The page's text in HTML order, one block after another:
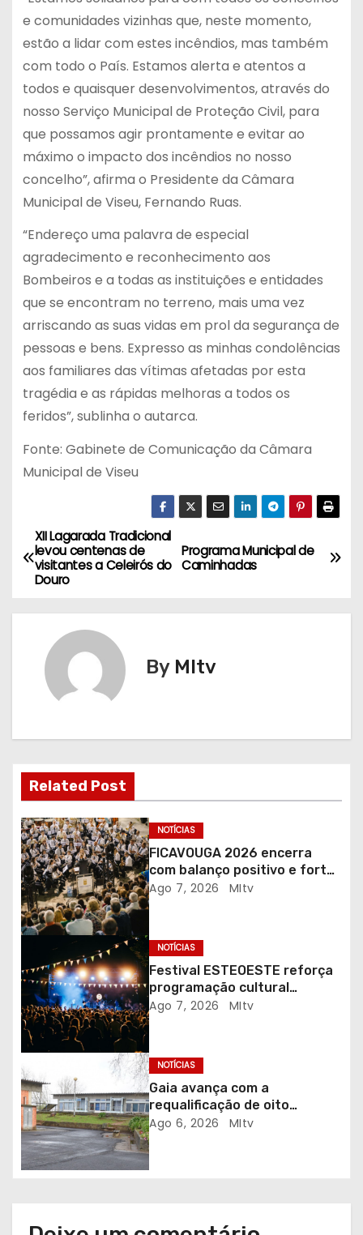
e comunidades vizinhas que, neste momento,
estão a lidar com estes incêndios, mas também
com todo o País. Estamos alerta e atentos a
todos e quaisquer desenvolvimentos, através do
nosso Serviço Municipal de Proteção Civil, para
que possamos agir prontamente e evitar ao
máximo o impacto dos incêndios no nosso
concelho”, afirma o Presidente da Câmara
Municipal de Viseu, Fernando Ruas.
“Endereço uma palavra de especial
agradecimento e reconhecimento aos
Bombeiros e a todas as instituições e entidades
que se encontram no terreno, mais uma vez
arriscando as suas vidas em prol da segurança de
pessoas e bens. Expresso as minhas condolências
aos familiares das vítimas afetadas por esta
tragédia e as rápidas melhoras a todos os
feridos”, sublinha o autarca.
Fonte: Gabinete de Comunicação da Câmara
Municipal de Viseu
N
a
v
ç
ã
o
d
e
a
t
i
g
o
s
Programa Municipal de
Caminhadas
XII Lagarada Tradicional
levou centenas de
visitantes a Celeirós do
Douro
By MItv
Related Post
NOTÍCIAS
FICAVOUGA 2026 encerra
com balanço positivo e forte
adesão da comunidade
Ago 7, 2026 MItv
NOTÍCIAS
Festival ESTEOESTE reforça
programação cultural
gratuita em Braga
Ago 7, 2026 MItv
NOTÍCIAS
Gaia avança com a
requalificação de oito
escolas prioritárias
Ago 6, 2026 MItv